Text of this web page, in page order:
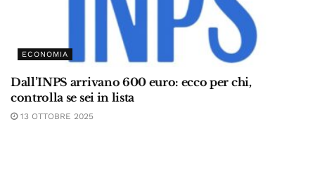
ECONOMIA
Dall’INPS arrivano 600 euro: ecco per chi,
controlla se sei in lista
13 OTTOBRE 2025